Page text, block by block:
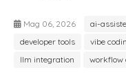
Mag 06, 2026 ai-
developer tools
vibe
llm integration
workflow